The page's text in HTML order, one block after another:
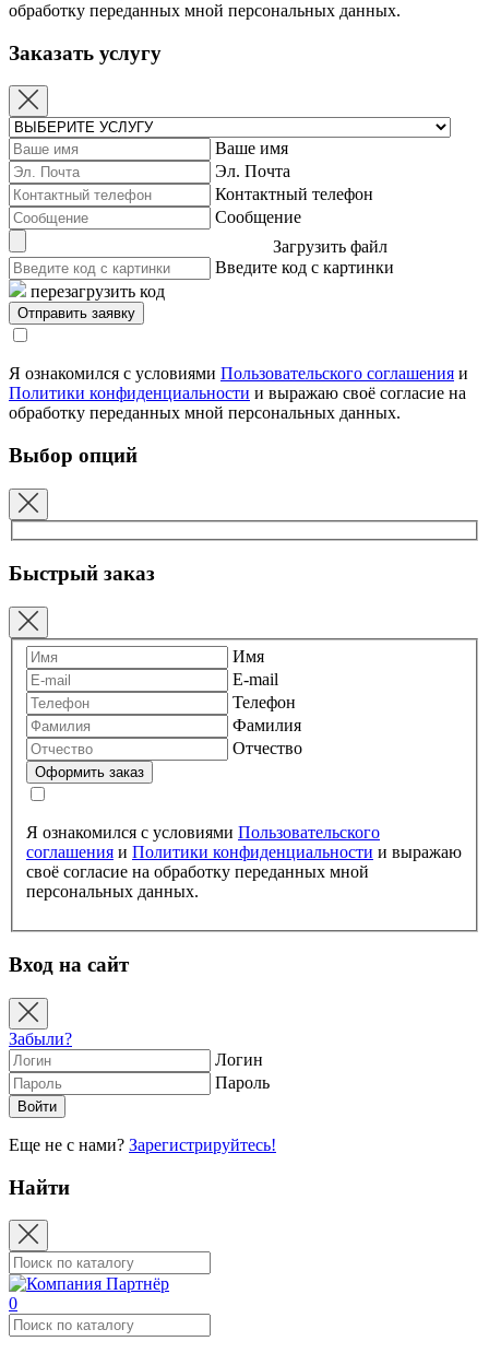
обработку переданных мной персональных данных.
Заказать услугу
Ваше имя
Эл. Почта
Контактный телефон
Сообщение
Загрузить файл
Введите код с картинки
перезагрузить код
Я ознакомился с условиями Пользовательского соглашения и
Политики конфиденциальности и выражаю своё согласие на
обработку переданных мной персональных данных.
Выбор опций
Быстрый заказ
Имя
E-mail
Телефон
Фамилия
Отчество
Я ознакомился с условиями Пользовательского
соглашения и Политики конфиденциальности и выражаю
своё согласие на обработку переданных мной
персональных данных.
Вход на сайт
Забыли?
Логин
Пароль
Еще не с нами? Зарегистрируйтесь!
Найти
0